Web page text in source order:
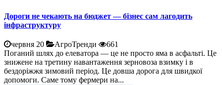
Дороги не чекають на бюджет — бізнес сам лагодить
інфраструктуру
червня 20 АгроТренди
661
Поганий шлях до елеватора — це не просто яма в асфальті. Це
знижене на третину навантаження зерновоза взимку і в
бездоріжжя зимовий період. Це довша дорога для швидкої
допомоги. Саме тому фермери на...